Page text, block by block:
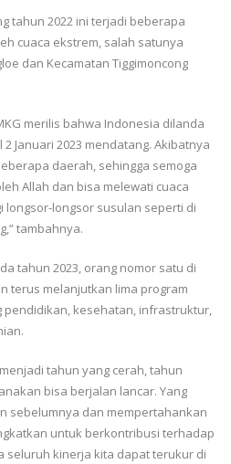
tahun 2022 ini terjadi beberapa
cuaca ekstrem, salah satunya
dan Kecamatan Tiggimoncong
merilis bahwa Indonesia dilanda
Januari 2023 mendatang. Akibatnya
daerah, sehingga semoga
Allah dan bisa melewati cuaca
longsor-longsor susulan seperti di
tambahnya.
tahun 2023, orang nomor satu di
terus melanjutkan lima program
kesehatan, infrastruktur,
tahun yang cerah, tahun
bisa berjalan lancar. Yang
sebelumnya dan mempertahankan
untuk berkontribusi terhadap
seluruh kinerja kita dapat terukur di